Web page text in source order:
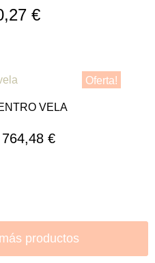
€
Oferta!
VELA
764,48 €
productos